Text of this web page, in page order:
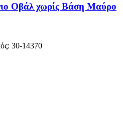
Οβάλ χωρίς Βάση Μαύρο
30-14370